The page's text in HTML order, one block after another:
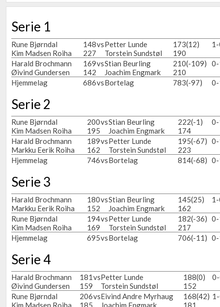
Serie 1
Rune Bjørndal
Kim Madsen Roiha
148
227
vsPetter Lunde
Torstein Sundstøl
173
190
(12)
Harald Brochmann
Øivind Gundersen
169
142
vsStian Beurling
Joachim Engmark
210
210
(-109)
Hjemmelag 686vsBortelag 783(-97)
Serie 2
Rune Bjørndal
Kim Madsen Roiha
200
195
vsStian Beurling
Joachim Engmark
222
174
(-1)
Harald Brochmann
Markku Eerik Roiha
189
162
vsPetter Lunde
Torstein Sundstøl
195
223
(-67)
Hjemmelag 746vsBortelag 814(-68)
Serie 3
Harald Brochmann
Markku Eerik Roiha
180
152
vsStian Beurling
Joachim Engmark
145
162
(25)
Rune Bjørndal
Kim Madsen Roiha
194
169
vsPetter Lunde
Torstein Sundstøl
182
217
(-36)
Hjemmelag 695vsBortelag 706(-11)
Serie 4
Harald Brochmann
Øivind Gundersen
181
159
vsPetter Lunde
Torstein Sundstøl
188
152
(0)
Rune Bjørndal
Kim Madsen Roiha
206
185
vsEivind Andre Myrhaug
Joachim Engmark
168
181
(42)